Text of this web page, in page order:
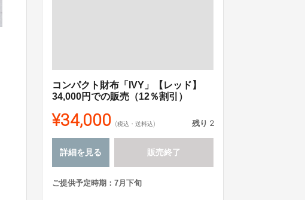
コンパクト財布「IVY」【レッド】
34,000円での販売（12％割引）
¥34,000 (税込・送料込) 残り 2
詳細を見る 販売終了
ご提供予定時期：7月下旬